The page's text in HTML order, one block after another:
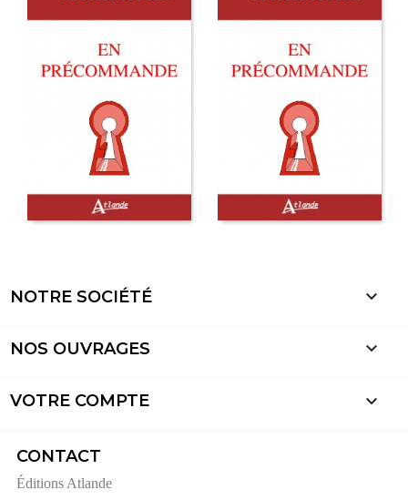
NOTRE SOCIÉTÉ 
NOS OUVRAGES 
VOTRE COMPTE 
CONTACT
Éditions Atlande